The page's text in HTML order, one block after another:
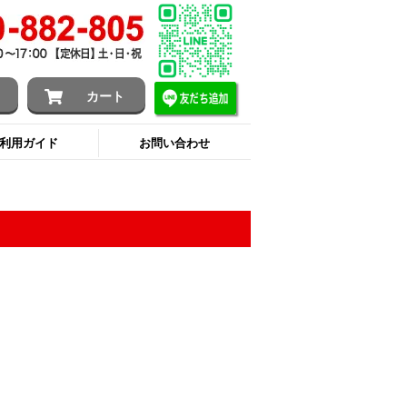
カート
用ガイド お問い合わせ